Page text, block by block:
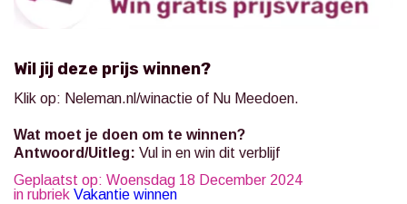
Wil jij deze prijs winnen?
Klik op: Neleman.nl/winactie of Nu Meedoen.
Wat moet je doen om te winnen?
Antwoord/Uitleg: Vul in en win dit verblijf
Geplaatst op: Woensdag 18 December 2024
in rubriek Vakantie winnen